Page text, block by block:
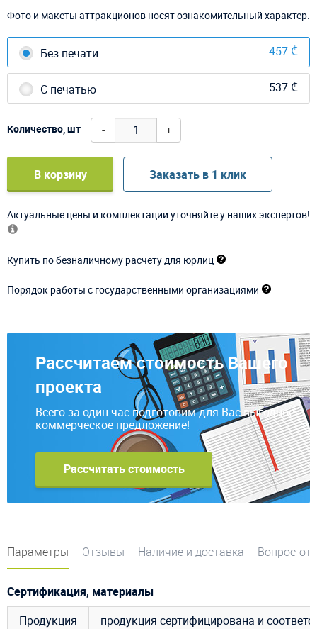
Фото и макеты аттракционов носят ознакомительный характер.
Без печати 457 ₾
С печатью 537 ₾
Количество, шт - +
В корзину Заказать в 1 клик
Актуальные цены и комплектации уточняйте у наших экспертов!
Купить по безналичному расчету для юрлиц
Порядок работы с государственными организациями
Рассчитаем стоимость Вашего
проекта
Всего за один час подготовим для Вас выгодное
коммерческое предложение!
Рассчитать стоимость
Параметры Отзывы Наличие и доставка Вопрос-
Сертификация, материалы
Продукция
продукция сертифицирована и